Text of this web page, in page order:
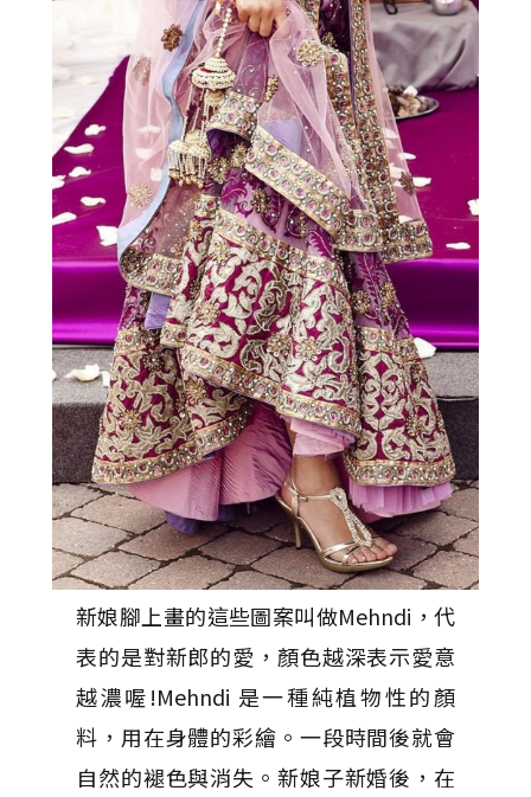
新娘腳上畫的這些圖案叫做Mehndi，代
表的是對新郎的愛，顏色越深表示愛意
越濃喔!Mehndi 是一種純植物性的顏
料，用在身體的彩繪。一段時間後就會
自然的褪色與消失。新娘子新婚後，在